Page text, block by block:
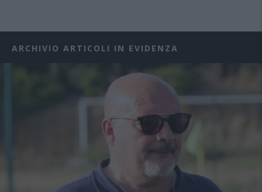
ARCHIVIO ARTICOLI IN EVIDENZA